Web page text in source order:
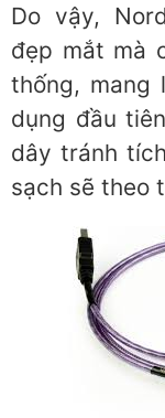
Do vậy,
đẹp mắt mà
thống,
dụng đầu
dây tránh
sạch sẽ theo